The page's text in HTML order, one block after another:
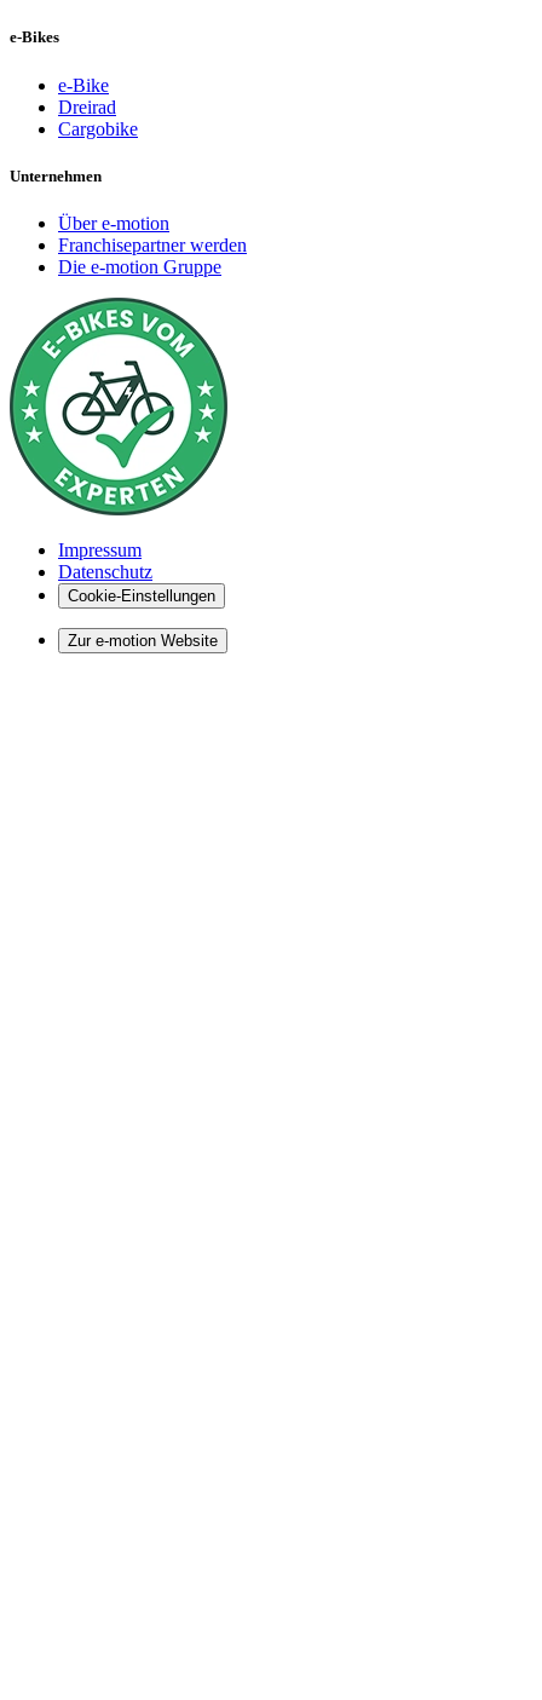
e-Bikes
e-Bike
Dreirad
Cargobike
Unternehmen
Über e-motion
Franchisepartner werden
Die e-motion Gruppe
Impressum
Datenschutz
Cookie-Einstellungen
Zur e-motion Website